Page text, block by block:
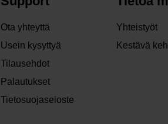
Ota yhteyttä
Usein kysyttyä
Tilausehdot
Palautukset
Tietosuojaseloste
Yhteistyöt
Kestävä